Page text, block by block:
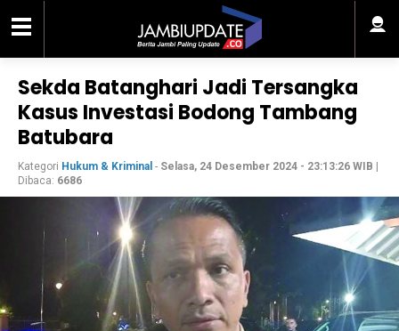
Sekda Batanghari Jadi Tersangka
Kasus Investasi Bodong Tambang
Batubara
Kategori Hukum & Kriminal - Selasa, 24 Desember 2024 - 23:13:26 WIB
Dibaca: 6686